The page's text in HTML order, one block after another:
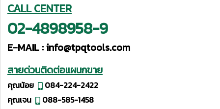
CALL CENTER
02-4898958-9
E-MAIL :info@tpqtools.com
สายด่วนติดต่อแผนกขาย
คุณน้อย
084-224-2422
คุณเจน
088-585-1458